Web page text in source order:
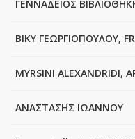
ΓΕΝΝΑΔΕΙΟΣ
ΒΙΚΥ ΓΕΩΡΓΙΟΠΟΥΛΟΥ,
MYRSINI ALEXANDRIDI,
ΑΝΑΣΤΑΣΗΣ ΙΩΑΝΝΟΥ